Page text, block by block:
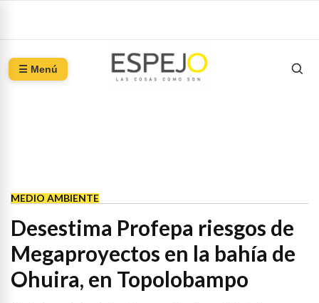
☰ Menú
MEDIO AMBIENTE
Desestima Profepa riesgos de
Megaproyectos en la bahía de
Ohuira, en Topolobampo